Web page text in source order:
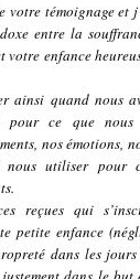
votre témoignage et
entre la
votre enfance
ainsi quand nous
pour ce que
nos émotions,
nous utiliser pour
reçues qui
petite enfance
dans les